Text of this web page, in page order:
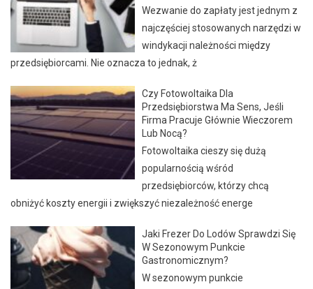
Wezwanie do zapłaty jest jednym z
najczęściej stosowanych narzędzi w
windykacji należności między
przedsiębiorcami. Nie oznacza to jednak, ż
Czy Fotowoltaika Dla
Przedsiębiorstwa Ma Sens, Jeśli
Firma Pracuje Głównie Wieczorem
Lub Nocą?
Fotowoltaika cieszy się dużą
popularnością wśród
przedsiębiorców, którzy chcą
obniżyć koszty energii i zwiększyć niezależność energe
Jaki Frezer Do Lodów Sprawdzi Się
W Sezonowym Punkcie
Gastronomicznym?
W sezonowym punkcie